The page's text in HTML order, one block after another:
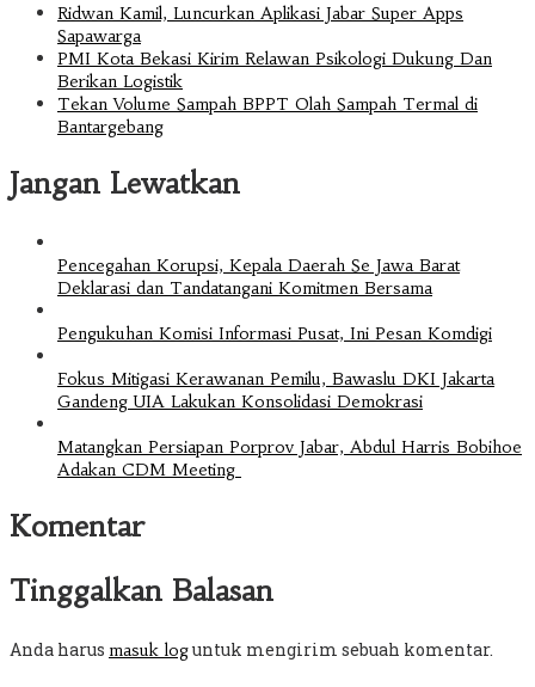
Ridwan Kamil, Luncurkan Aplikasi Jabar Super Apps
Sapawarga
PMI Kota Bekasi Kirim Relawan Psikologi Dukung Dan
Berikan Logistik
Tekan Volume Sampah BPPT Olah Sampah Termal di
Bantargebang
Jangan Lewatkan
Pencegahan Korupsi, Kepala Daerah Se Jawa Barat
Deklarasi dan Tandatangani Komitmen Bersama
Pengukuhan Komisi Informasi Pusat, Ini Pesan Komdigi
Fokus Mitigasi Kerawanan Pemilu, Bawaslu DKI Jakarta
Gandeng UIA Lakukan Konsolidasi Demokrasi
Matangkan Persiapan Porprov Jabar, Abdul Harris Bobihoe
Adakan CDM Meeting
Komentar
Tinggalkan Balasan
Anda harus masuk loguntuk mengirim sebuah komentar.